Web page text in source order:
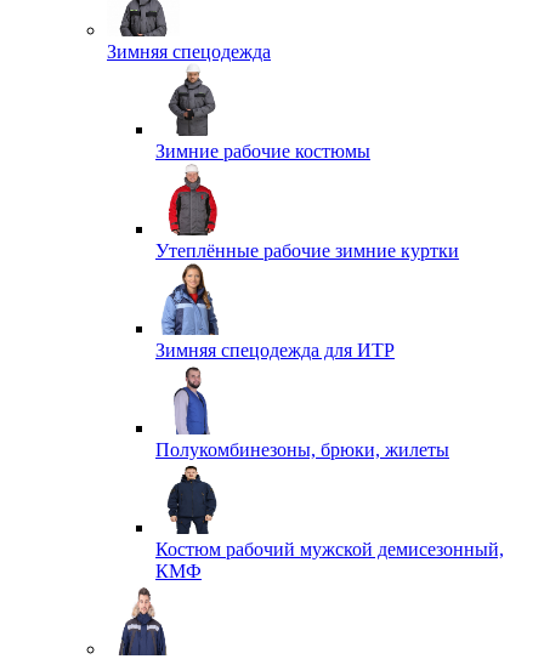
Зимняя спецодежда
Зимние рабочие костюмы
Утеплённые рабочие зимние куртки
Зимняя спецодежда для ИТР
Полукомбинезоны, брюки, жилеты
Костюм рабочий мужской демисезонный,
КМФ